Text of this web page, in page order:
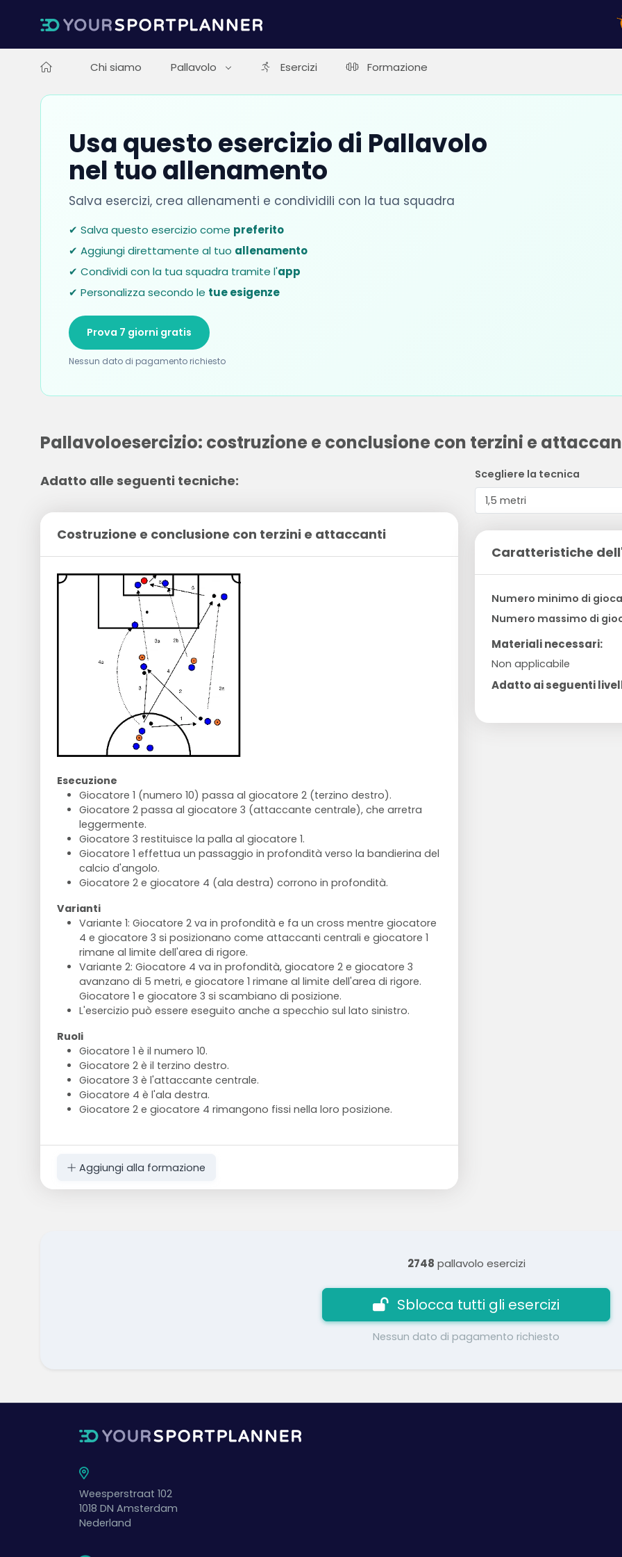
Chi siamo Pallavolo Esercizi Formazione
Usa questo esercizio di Pallavolo
nel tuo allenamento
Salva esercizi, crea allenamenti e condividili con la tua squadra
✔ Salva questo esercizio come preferito
✔ Aggiungi direttamente al tuo allenamento
✔ Condividi con la tua squadra tramite l'app
✔ Personalizza secondo le tue esigenze
Prova 7 giorni gratis
Nessun dato di pagamento richiesto
Pallavoloesercizio: costruzione e conclusione con terzini e
Adatto alle seguenti tecniche:
Costruzione e conclusione con terzini e attaccanti
Esecuzione
Giocatore 1 (numero 10) passa al giocatore 2 (terzino destro).
Giocatore 2 passa al giocatore 3 (attaccante centrale), che arretra
leggermente.
Giocatore 3 restituisce la palla al giocatore 1.
Giocatore 1 effettua un passaggio in profondità verso la bandierina del
calcio d'angolo.
Giocatore 2 e giocatore 4 (ala destra) corrono in profondità.
Varianti
Variante 1: Giocatore 2 va in profondità e fa un cross mentre giocatore
4 e giocatore 3 si posizionano come attaccanti centrali e giocatore 1
rimane al limite dell'area di rigore.
Variante 2: Giocatore 4 va in profondità, giocatore 2 e giocatore 3
avanzano di 5 metri, e giocatore 1 rimane al limite dell'area di rigore.
Giocatore 1 e giocatore 3 si scambiano di posizione.
L'esercizio può essere eseguito anche a specchio sul lato sinistro.
Ruoli
Giocatore 1 è il numero 10.
Giocatore 2 è il terzino destro.
Giocatore 3 è l'attaccante centrale.
Giocatore 4 è l'ala destra.
Giocatore 2 e giocatore 4 rimangono fissi nella loro posizione.
Aggiungi alla formazione
Scegliere la tecnica
Caratteristiche
Numero minimo di
Numero massimo di
Materiali necessari:
Non applicabile
Adatto ai seguenti
2748 pallavolo esercizi
Sblocca tutti gli esercizi
Nessun dato di pagamento richiesto
Weesperstraat 102
1018 DN Amsterdam
Nederland